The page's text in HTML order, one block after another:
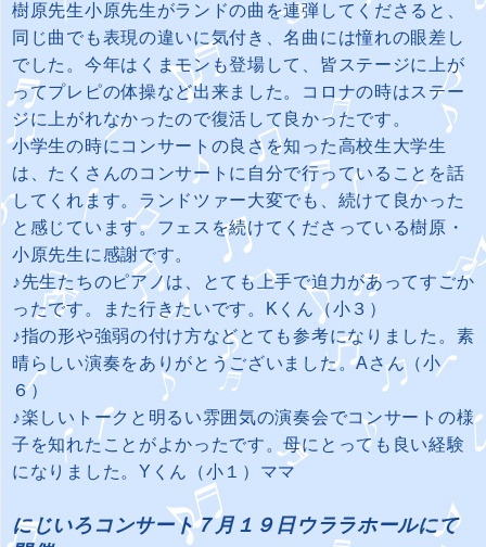
樹原先生小原先生がランドの曲を連弾してくださると、
同じ曲でも表現の違いに気付き、名曲には憧れの眼差し
でした。今年はくまモンも登場して、皆ステージに上が
ってプレピの体操など出来ました。コロナの時はステー
ジに上がれなかったので復活して良かったです。
小学生の時にコンサートの良さを知った高校生大学生
は、たくさんのコンサートに自分で行っていることを話
してくれます。ランドツァー大変でも、続けて良かった
と感じています。フェスを続けてくださっている樹原・
小原先生に感謝です。
♪先生たちのピアノは、とても上手で迫力があってすごか
ったです。また行きたいです。Kくん（小３）
♪指の形や強弱の付け方などとても参考になりました。素
晴らしい演奏をありがとうございました。Aさん（小
６）
♪楽しいトークと明るい雰囲気の演奏会でコンサートの様
子を知れたことがよかったです。母にとっても良い経験
になりました。Yくん（小１）ママ
にじいろコンサート７月１９日ウララホールにて